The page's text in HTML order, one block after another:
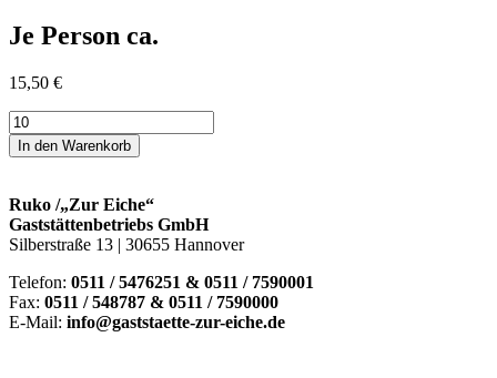
Je Person ca.
15,50 €
Canapeev.
Rustikal
Menge
In den Warenkorb
Ruko /„Zur Eiche“
Gaststättenbetriebs GmbH
Silberstraße 13 | 30655 Hannover
Telefon: 0511 / 5476251 & 0511 / 7590001
Fax: 0511 / 548787 & 0511 / 7590000
E-Mail: info@gaststaette-zur-eiche.de